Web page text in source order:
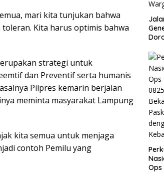
mari kita tunjukan bahwa
Kita harus optimis bahwa
strategi untuk
dan Preventif serta humanis
Pilpres kemarin berjalan
meminta masyarakat Lampung
kita semua untuk menjaga
contoh Pemilu yang